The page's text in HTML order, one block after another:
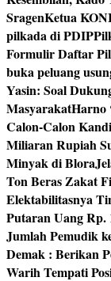
SragenKetua
pilkada di PDIP
Formulir Daftar
buka peluang
Yasin: Soal
MasyarakatHarno
Calon-Calon
Miliaran Rupiah
Minyak di Blora
Ton Beras Zakat
Elektabilitasnya
Putaran Uang Rp.
Jumlah Pemudik
Demak : Berikan
Warih Tempati